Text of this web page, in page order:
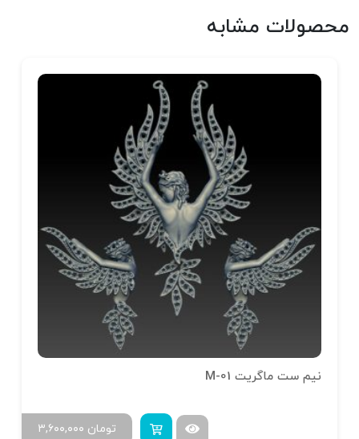
محصولات مشابه
نیم ست ماگریت M-01
۳,۶۰۰,۰۰۰ تومان